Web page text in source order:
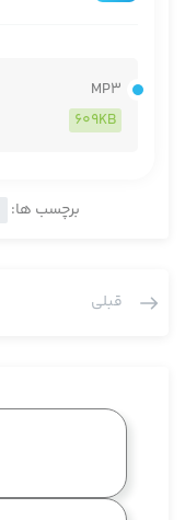
MP3
609KB
برچسب ها:
قبلی